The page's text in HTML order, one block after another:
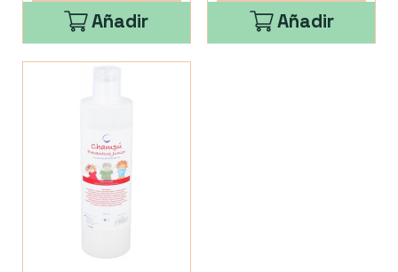
Añadir Añadir